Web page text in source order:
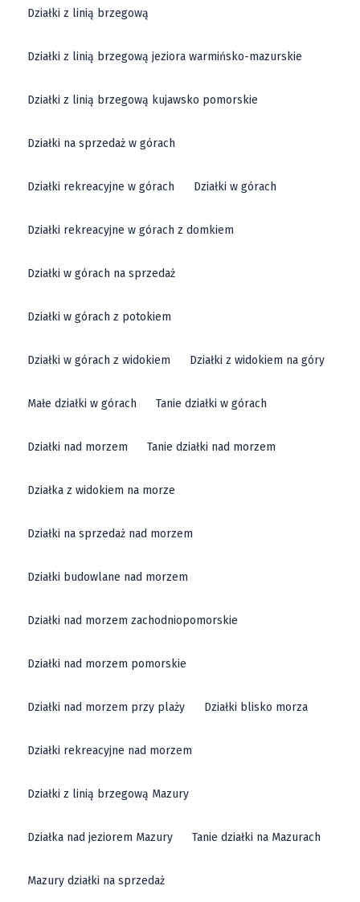
Działki z linią brzegową
Działki z linią brzegową jeziora warmińsko-mazurskie
Działki z linią brzegową kujawsko pomorskie
Działki na sprzedaż w górach
Działki rekreacyjne w górach Działki w górach
Działki rekreacyjne w górach z domkiem
Działki w górach na sprzedaż
Działki w górach z potokiem
Działki w górach z widokiem Działki z widokiem na góry
Małe działki w górach Tanie działki w górach
Działki nad morzem Tanie działki nad morzem
Działka z widokiem na morze
Działki na sprzedaż nad morzem
Działki budowlane nad morzem
Działki nad morzem zachodniopomorskie
Działki nad morzem pomorskie
Działki nad morzem przy plaży Działki blisko morza
Działki rekreacyjne nad morzem
Działki z linią brzegową Mazury
Działka nad jeziorem Mazury Tanie działki na Mazurach
Mazury działki na sprzedaż